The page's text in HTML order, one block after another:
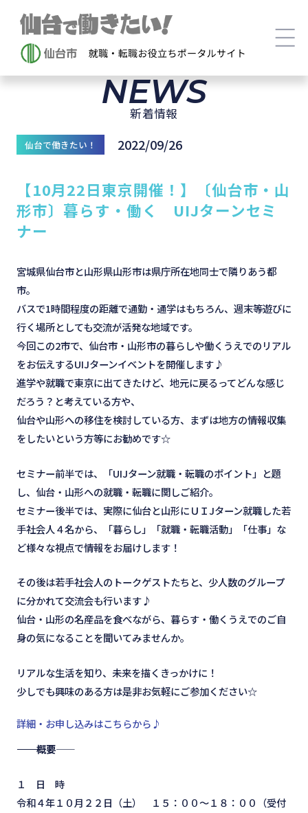
NEWS
新着情報
仙台で働きたい！ 2022/09/26
【10月22日東京開催！】〔仙台市・山
形市〕暮らす・働く UIJターンセミ
ナー
宮城県仙台市と山形県山形市は県庁所在地同士で隣りあう都
市。
バスで1時間程度の距離で通勤・通学はもちろん、週末等遊びに
行く場所としても交流が活発な地域です。
今回この2市で、仙台市・山形市の暮らしや働くうえでのリアル
をお伝えするUIJターンイベントを開催します♪
進学や就職で東京に出てきたけど、地元に戻るってどんな感じ
だろう？と考えている方や、
仙台や山形への移住を検討している方、まずは地方の情報収集
をしたいという方等にお勧めです☆
セミナー前半では、「UIJターン就職・転職のポイント」と題
し、仙台・山形への就職・転職に関しご紹介。
セミナー後半では、実際に仙台と山形にＵＩJターン就職した若
手社会人４名から、「暮らし」「就職・転職活動」「仕事」な
ど様々な視点で情報をお届けします！
その後は若手社会人のトークゲストたちと、少人数のグループ
に分かれて交流会も行います♪
仙台・山形の名産品を食べながら、暮らす・働くうえでのご自
身の気になることを聞いてみませんか。
リアルな生活を知り、未来を描くきっかけに！
少しでも興味のある方は是非お気軽にご参加ください☆
詳細・お申し込みはこちらから♪
―――――――――――――――――概要――
１ 日 時
令和４年１０月２２日（土） １５：００～１８：００（受付